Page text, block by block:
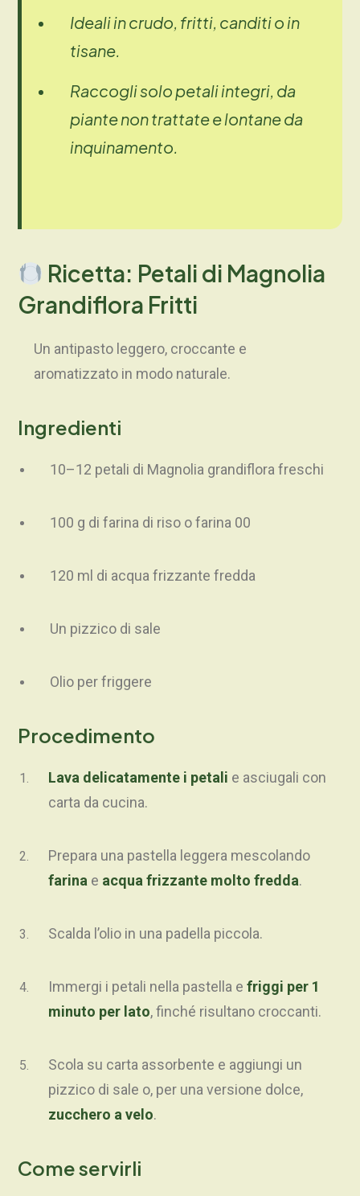
Ideali in crudo, fritti, canditi o in
tisane.
Raccogli solo petali integri, da
piante non trattate e lontane da
inquinamento.
Ricetta: Petali di Magnolia
Grandiflora Fritti
Un antipasto leggero, croccante e
aromatizzato in modo naturale.
Ingredienti
10–12 petali di Magnolia grandiflora freschi
100 g di farina di riso o farina 00
120 ml di acqua frizzante fredda
Un pizzico di sale
Olio per friggere
Procedimento
Lava delicatamente i petali e asciugali con
carta da cucina.
Prepara una pastella leggera mescolando
farina e acqua frizzante molto fredda.
Scalda l’olio in una padella piccola.
Immergi i petali nella pastella e friggi per 1
minuto per lato, finché risultano croccanti.
Scola su carta assorbente e aggiungi un
pizzico di sale o, per una versione dolce,
zucchero a velo.
Come servirli